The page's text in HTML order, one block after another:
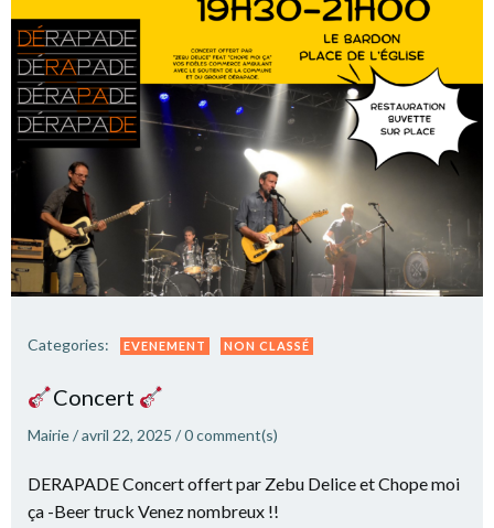
Categories: EVENEMENT NON CLASSÉ
Concert
Mairie/avril 22, 2025 /0comment(s)
DERAPADE Concert offert par Zebu Delice et Chope moi
ça -Beer truck Venez nombreux !!